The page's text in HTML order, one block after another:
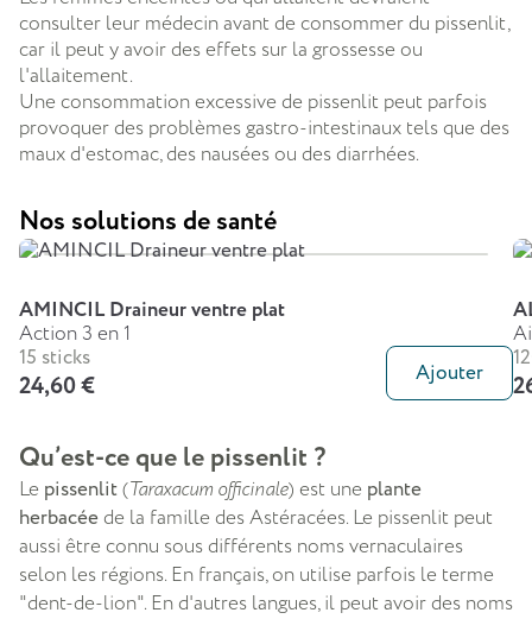
consulter leur médecin avant de consommer du pissenlit,
car il peut y avoir des effets sur la grossesse ou
l'allaitement.
Une consommation excessive de pissenlit peut parfois
provoquer des problèmes gastro-intestinaux tels que des
maux d'estomac, des nausées ou des diarrhées.
Nos solutions de santé
AMINCIL Draineur ventre plat
Action 3 en 1
15 sticks
24,60 € Ajouter
Qu’est-ce que le pissenlit ?
Le pissenlit(Taraxacum officinale) est une plante
herbacéede la famille des Astéracées. Le pissenlit peut
aussi être connu sous différents noms vernaculaires
selon les régions. En français, on utilise parfois le terme
"dent-de-lion". En d'autres langues, il peut avoir des noms